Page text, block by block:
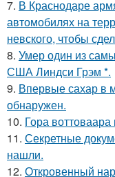
7. В Краснодаре
автомобилях на
невского, чтобы
8. Умер один из
США Линдси Грэм *.
9. Впервые сахар в
обнаружен.
10. Гора
11. Секретные
нашли.
12. Откровенный